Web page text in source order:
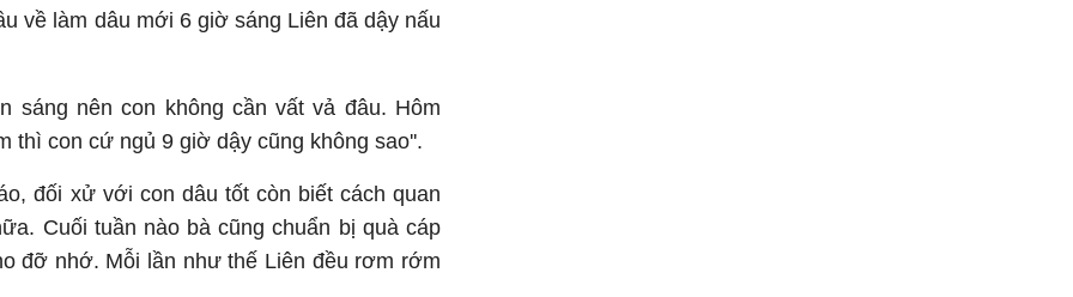
về làm dâu mới 6 giờ sáng Liên đã dậy nấu
sáng nên con không cần vất vả đâu. Hôm
thì con cứ ngủ 9 giờ dậy cũng không sao''.
đối xử với con dâu tốt còn biết cách quan
Cuối tuần nào bà cũng chuẩn bị quà cáp
đỡ nhớ. Mỗi lần như thế Liên đều rơm rớm